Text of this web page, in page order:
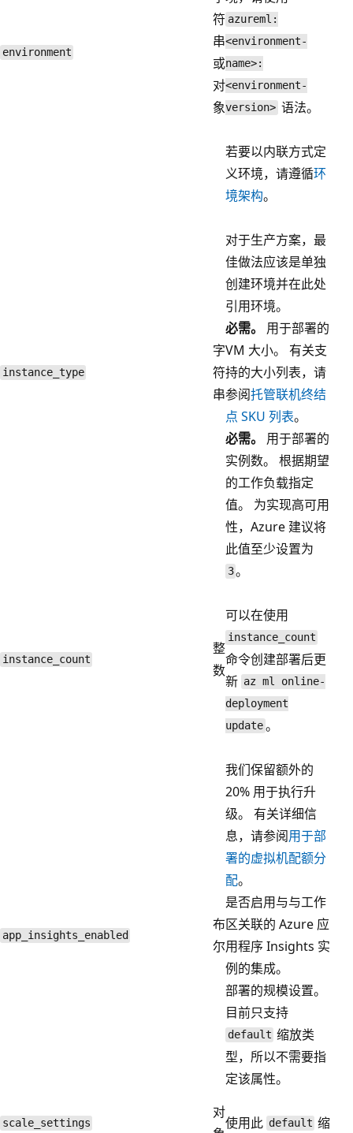
environment
符
串
或
对
象
azureml:
<environment-
name>:
<environment-
version> 语法。
若要以内联方式定
义环境，请遵循环
境架构。
对于生产方案，最
佳做法应该是单独
创建环境并在此处
引用环境。
instance_type
字
符
串
必需。
用于部署的
VM 大小。 有关支
持的大小列表，请
参阅托管联机终结
点 SKU 列表。
instance_count
整
数
必需。
用于部署的
实例数。 根据期望
的工作负载指定
值。 为实现高可用
性，Azure 建议将
此值至少设置为
3。
可以在使用
instance_count
命令创建部署后更
新 az ml online-
deployment
update。
我们保留额外的
20% 用于执行升
级。 有关详细信
息，请参阅用于部
署的虚拟机配额分
配。
app_insights_enabled
布
尔
是否启用与与工作
区关联的 Azure 应
用程序 Insights 实
例的集成。
scale_settings
对
部署的规模设置。
目前只支持
default 缩放类
型，所以不需要指
定该属性。
使用此 default 缩